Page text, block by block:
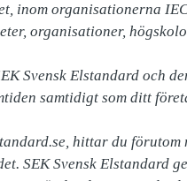
inom organisationerna
organisationer,
Svensk Elstandard och
samtidigt som ditt
hittar du
SEK Svensk Elstandard